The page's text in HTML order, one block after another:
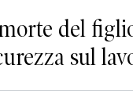
del
sul